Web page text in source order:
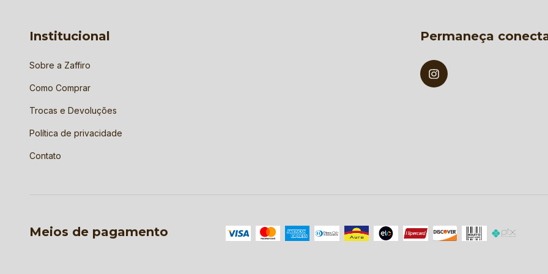
Institucional
Sobre a Zaffiro
Como Comprar
Trocas e Devoluções
Política de privacidade
Contato
Permaneça
Meios de pagamento